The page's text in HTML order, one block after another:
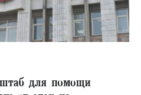
для помощи